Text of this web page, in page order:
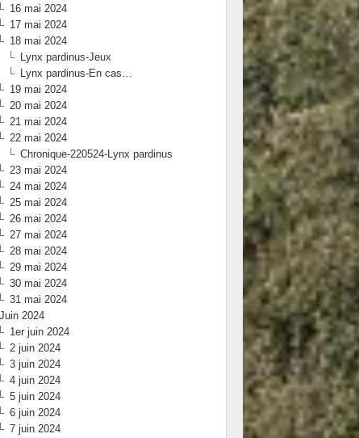
16 mai 2024
17 mai 2024
18 mai 2024
Lynx pardinus-Jeux
Lynx pardinus-En cas…
19 mai 2024
20 mai 2024
21 mai 2024
22 mai 2024
Chronique-220524-Lynx pardinus
23 mai 2024
24 mai 2024
25 mai 2024
26 mai 2024
27 mai 2024
28 mai 2024
29 mai 2024
30 mai 2024
31 mai 2024
Juin 2024
1er juin 2024
2 juin 2024
3 juin 2024
4 juin 2024
5 juin 2024
6 juin 2024
7 juin 2024